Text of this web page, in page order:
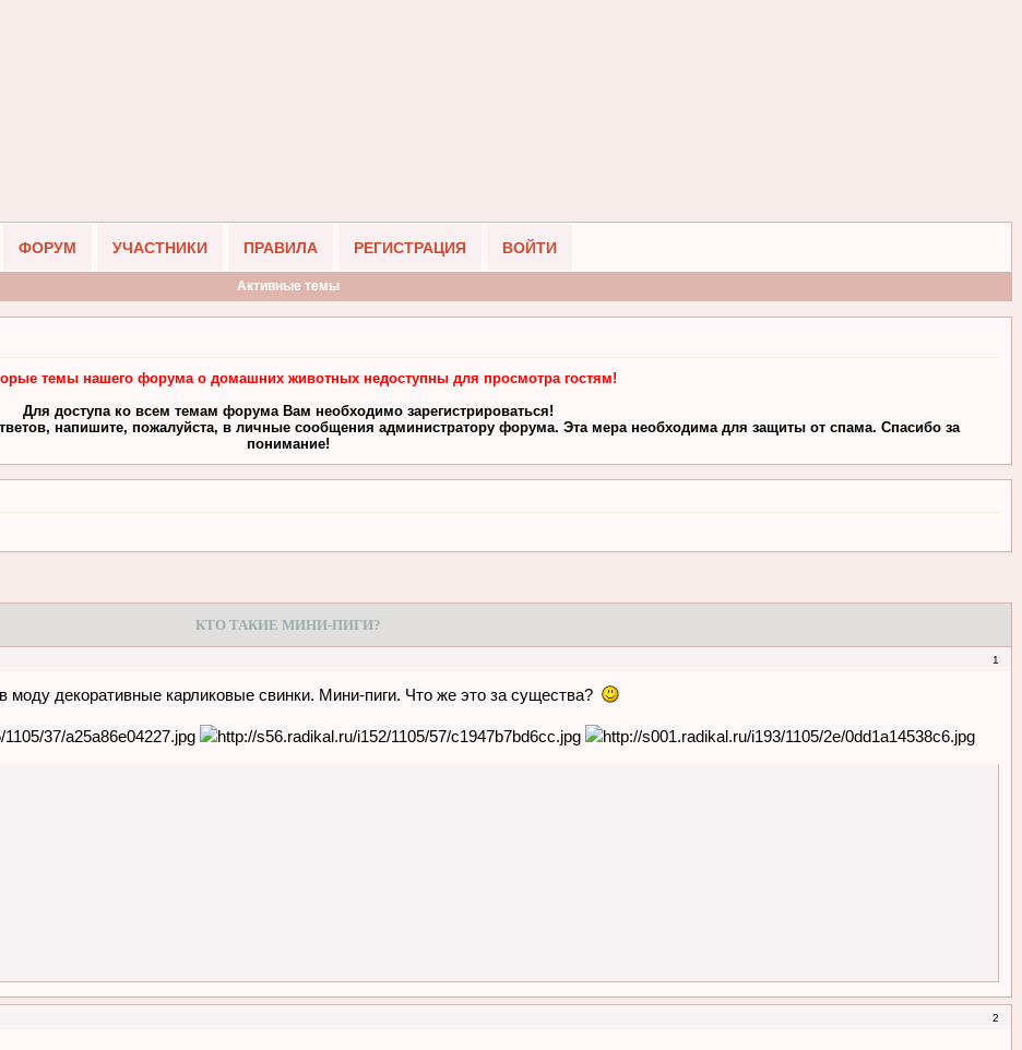
ФОРУМ УЧАСТНИКИ ПРАВИЛА РЕГИСТРАЦИЯ ВОЙТИ
Активные темы
темы нашего форума о домашних животных недоступны для просмотра гостям!
Для доступа ко всем темам форума Вам необходимо зарегистрироваться!
напишите, пожалуйста, в личные сообщения администратору форума. Эта мера необходима для защиты от спама. Спасибо за
понимание!
КТО ТАКИЕ МИНИ-ПИГИ?
1
моду декоративные карликовые свинки. Мини-пиги. Что же это за существа?
2